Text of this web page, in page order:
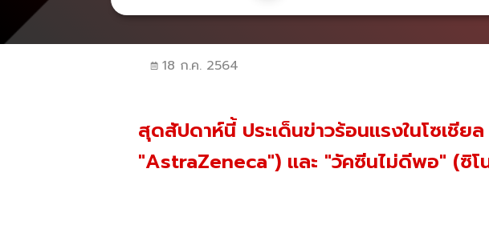
18 ก.ค. 2564
สุดสัปดาห์นี้ ประเด็นข่าวร้อนแรงในโซเชีย
"AstraZeneca") และ "วัคซีนไม่ดีพอ" (ซิโ